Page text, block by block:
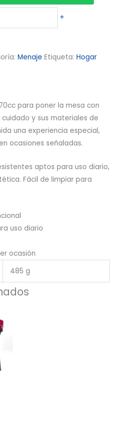
+
Menaje Etiqueta: Hogar
para poner la mesa con
y sus materiales de
una experiencia especial,
ocasiones señaladas.
aptos para uso diario,
Fácil de limpiar para
uso diario
ocasión
485 g